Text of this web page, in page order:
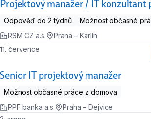
Projektový manažer / IT konzultant
Odpověď do 2 týdnů
Možnost občasné
RSM CZ a.s.
Praha – Karlín
Senior IT projektový manažer
11. července
Možnost občasné práce z domova
PPF banka a.s.
Praha – Dejvice